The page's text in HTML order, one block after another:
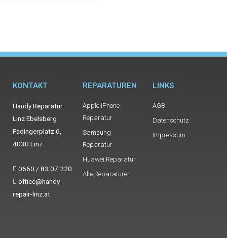
KONTAKT
Handy Reparatur
Linz Ebelsberg
Fadingerplatz 6,
4030 Linz
0660 / 83 07 220
office@handy-
repair-linz.at
REPARATUREN
Apple iPhone
Reparatur
Samsung
Reparatur
Huawei Reparatur
Alle Reparaturen
LINKS
AGB
Datenschutz
Impressum